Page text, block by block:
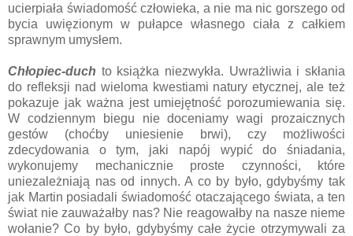
ucierpiała świadomość człowieka, a nie ma nic gorszego od
bycia uwięzionym w pułapce własnego ciała z całkiem
sprawnym umysłem.
Chłopiec-duch to książka niezwykła. Uwrażliwia i skłania
do refleksji nad wieloma kwestiami natury etycznej, ale też
pokazuje jak ważna jest umiejętność porozumiewania się.
W codziennym biegu nie doceniamy wagi prozaicznych
gestów (choćby uniesienie brwi), czy możliwości
zdecydowania o tym, jaki napój wypić do śniadania,
wykonujemy mechanicznie proste czynności, które
uniezależniają nas od innych. A co by było, gdybyśmy tak
jak Martin posiadali świadomość otaczającego świata, a ten
świat nie zauważałby nas? Nie reagowałby na nasze nieme
wołanie? Co by było, gdybyśmy całe życie otrzymywali za